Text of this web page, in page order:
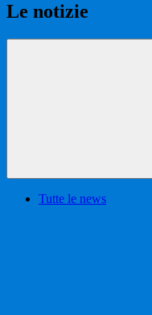
Le notizie
Tutte le news